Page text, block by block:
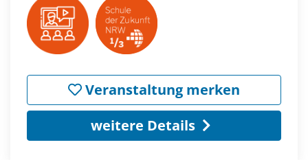
Veranstaltung merken
weitere Details